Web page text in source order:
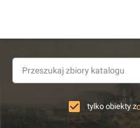
tylko obiekty z